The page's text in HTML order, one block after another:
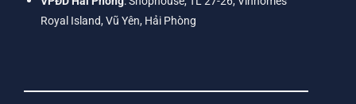
Royal Island, Vũ Yên, Hải Phòng